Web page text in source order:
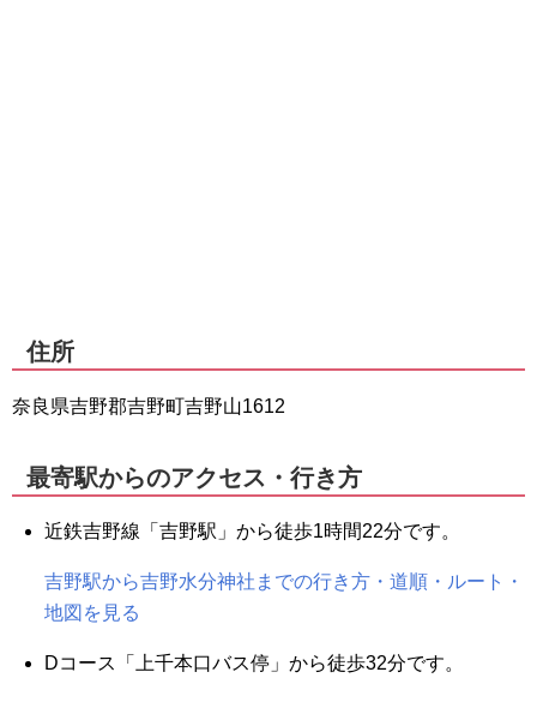
住所
奈良県吉野郡吉野町吉野山1612
最寄駅からのアクセス・行き方
近鉄吉野線「吉野駅」から徒歩1時間22分です。
吉野駅から吉野水分神社までの行き方・道順・ルート・
地図を見る
Dコース「上千本口バス停」から徒歩32分です。